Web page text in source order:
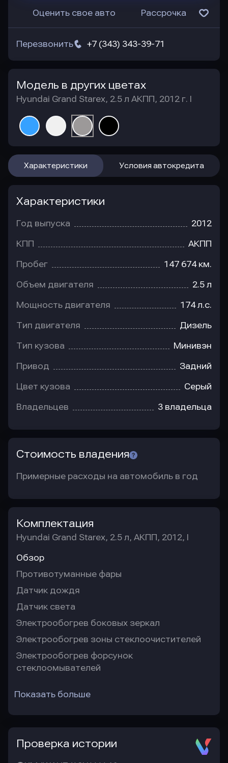
Оценить свое авто Рассрочка
+7 (343) 343-39-71
Перезвонить
Модель в других цветах
Hyundai Grand Starex, 2.5 л АКПП, 2012 г. I
Характеристики Условия автокредита
Характеристики
Год выпуска 2012
КПП АКПП
Пробег 147 674 км.
Объем двигателя 2.5 л
Мощность двигателя 174 л.с.
Тип двигателя Дизель
Тип кузова Минивэн
Привод Задний
Цвет кузова Серый
Владельцев 3 владельца
Стоимость владения
Примерные расходы на автомобиль в год
Комплектация
Hyundai Grand Starex, 2.5 л, АКПП, 2012, I
Обзор
Противотуманные фары
Датчик дождя
Датчик света
Электрообогрев боковых зеркал
Электрообогрев зоны стеклоочистителей
Электрообогрев форсунок
стеклоомывателей
Показать больше
Проверка истории